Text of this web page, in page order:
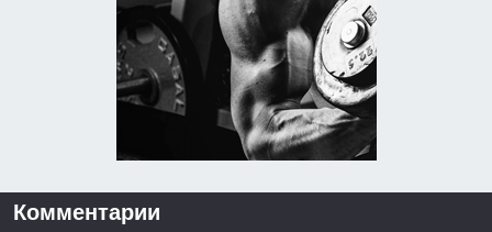
Комментарии